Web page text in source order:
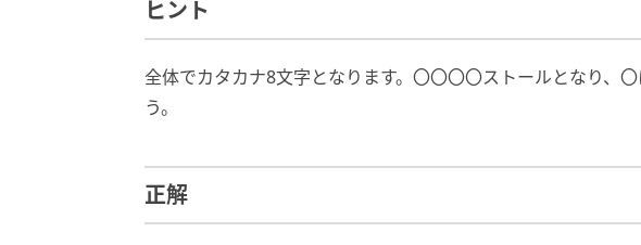
ヒント
全体でカタカナ8文字となります。〇〇〇〇ストールとなり、
う。
正解